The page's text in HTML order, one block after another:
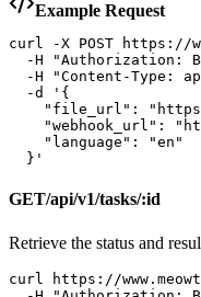
Example Request
curl -X POST https://
-H "Authorization:
-H "Content-Type:
  -d '{
"file_url":
"webhook_url":
    "language": "en"
  }'
GET/api/v1/tasks/:id
Retrieve the status and
curl https://